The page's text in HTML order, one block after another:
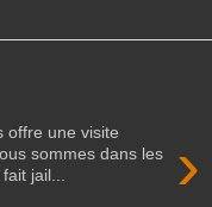
›
offre une visite
sommes dans les
jail...